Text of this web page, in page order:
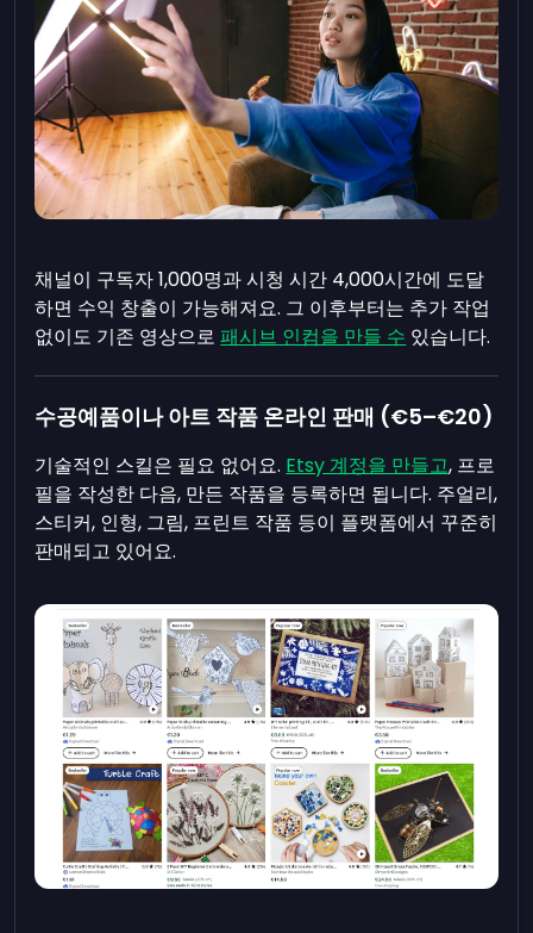
채널이 구독자 1,000명과 시청 시간 4,000시간에 도달
하면 수익 창출이 가능해져요. 그 이후부터는 추가 작업
없이도 기존 영상으로패시브 인컴을 만들 수 있습니다.
수공예품이나 아트 작품 온라인 판매 (€5–€20)
기술적인 스킬은 필요 없어요. Etsy 계정을 만들고, 프로
필을 작성한 다음, 만든 작품을 등록하면 됩니다. 주얼리,
스티커, 인형, 그림, 프린트 작품 등이 플랫폼에서 꾸준히
판매되고 있어요.